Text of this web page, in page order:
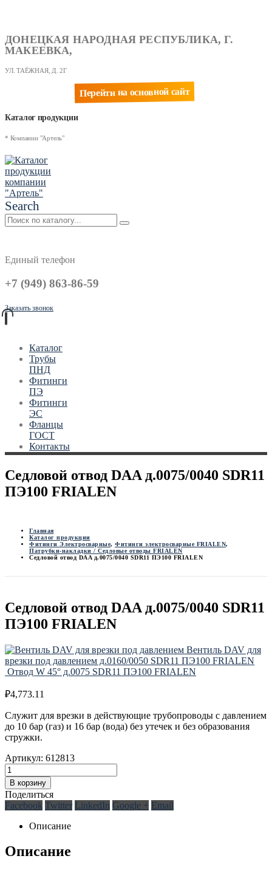
ДОНЕЦКАЯ НАРОДНАЯ РЕСПУБЛИКА, Г.
МАКЕЕВКА,
УЛ. ТАЁЖНАЯ, Д. 2Г
Перейти на основной сайт
Каталог продукции
* Компании "Артель"
Search
Единый телефон
+7 (949) 863-86-59
Заказать звонок
Каталог
Трубы
ПНД
Фитинги
ПЭ
Фитинги
ЭС
Фланцы
ГОСТ
Контакты
Седловой отвод DAA д.0075/0040 SDR11
ПЭ100 FRIALEN
Главная
Каталог продукции
Фитинги Электросварные, Фитинги электросварные FRIALEN,
Патрубки-накладки / Седловые отводы FRIALEN
Седловой отвод DAA д.0075/0040 SDR11 ПЭ100 FRIALEN
Седловой отвод DAA д.0075/0040 SDR11
ПЭ100 FRIALEN
Вентиль DAV для
врезки под давлением д.0160/0050 SDR11 ПЭ100 FRIALEN
Отвод W 45° д.0075 SDR11 ПЭ100 FRIALEN
₽4,773.11
Служит для врезки в действующие трубопроводы с давлением
до 10 бар (газ) и 16 бар (вода) без утечек и без образования
стружки.
Артикул: 612813
В корзину
Поделиться
Facebook Twitter LinkedIn Google + Email
Описание
Описание